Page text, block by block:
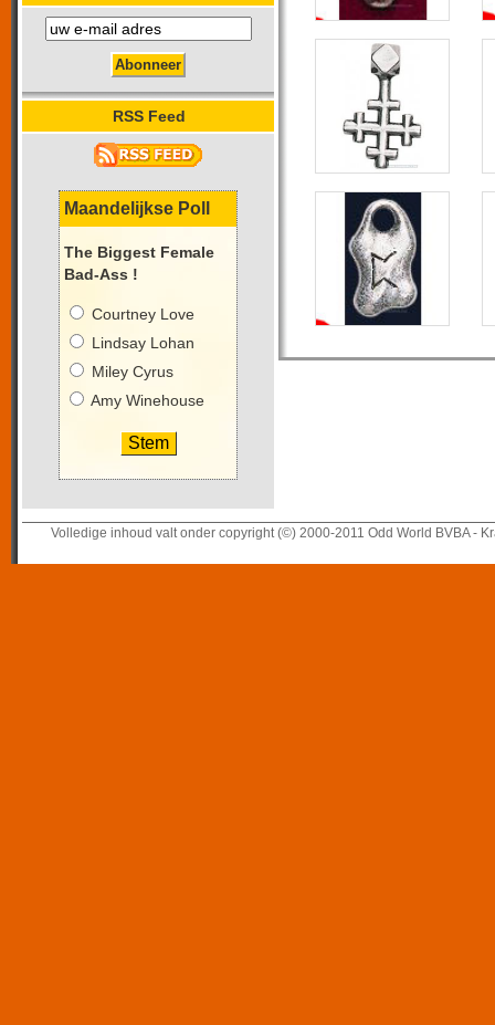
RSS Feed
Maandelijkse Poll
The Biggest Female
Bad-Ass !
Courtney Love
Lindsay Lohan
Miley Cyrus
Amy Winehouse
Volledige inhoud valt onder copyright (©) 2000-2011 Odd World BVBA -